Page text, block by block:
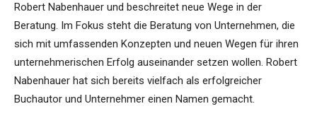
Robert Nabenhauer und beschreitet neue Wege in der
Beratung. Im Fokus steht die Beratung von Unternehmen, die
sich mit umfassenden Konzepten und neuen Wegen für ihren
unternehmerischen Erfolg auseinander setzen wollen. Robert
Nabenhauer hat sich bereits vielfach als erfolgreicher
Buchautor und Unternehmer einen Namen gemacht.